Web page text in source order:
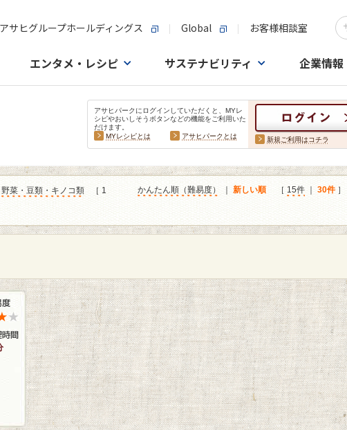
アサヒグループホールディングス Global お客様相談室
検
エンタメ・レシピ サステナビリティ 企業情報
アサヒパークにログインしていただくと、MYレ
シピやおいしそうボタンなどの機能をご利用いた
だけます。
MYレシピとは
アサヒパークとは 新規ご利用はコチラ
野菜・豆類・キノコ類
［ 1
かんたん順（難易度） 新しい順 ［ 15件 30件 ］